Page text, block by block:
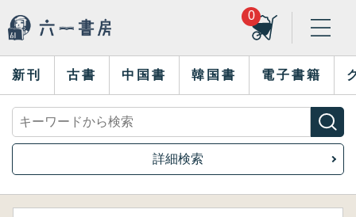
0
新刊 古書 中国書 韓国書 電子書籍
詳細検索